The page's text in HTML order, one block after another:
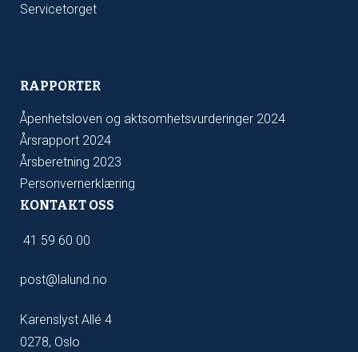
Servicetorget
RAPPORTER
Åpenhetsloven og aktsomhetsvurderinger 2024
Årsrapport 2024
Årsberetning 2023
Personvernerklæring
KONTAKT OSS
41 59 60 00
post@lalund.no
Karenslyst Allé 4
0278, Oslo